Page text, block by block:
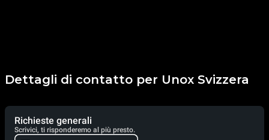
Dettagli di contatto per Unox Svizzera
Richieste generali
Scrivici, ti risponderemo al più presto.